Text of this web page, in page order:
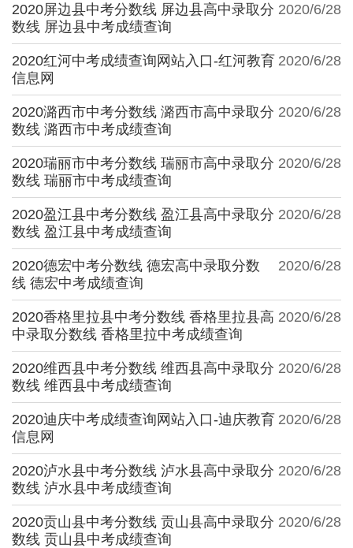
2020/6/28
2020屏边县中考分数线 屏边县高中录取分
数线 屏边县中考成绩查询
2020/6/28
2020红河中考成绩查询网站入口-红河教育
信息网
2020/6/28
2020潞西市中考分数线 潞西市高中录取分
数线 潞西市中考成绩查询
2020/6/28
2020瑞丽市中考分数线 瑞丽市高中录取分
数线 瑞丽市中考成绩查询
2020/6/28
2020盈江县中考分数线 盈江县高中录取分
数线 盈江县中考成绩查询
2020/6/28
2020德宏中考分数线 德宏高中录取分数
线 德宏中考成绩查询
2020/6/28
2020香格里拉县中考分数线 香格里拉县高
中录取分数线 香格里拉中考成绩查询
2020/6/28
2020维西县中考分数线 维西县高中录取分
数线 维西县中考成绩查询
2020/6/28
2020迪庆中考成绩查询网站入口-迪庆教育
信息网
2020/6/28
2020泸水县中考分数线 泸水县高中录取分
数线 泸水县中考成绩查询
2020/6/28
2020贡山县中考分数线 贡山县高中录取分
数线 贡山县中考成绩查询